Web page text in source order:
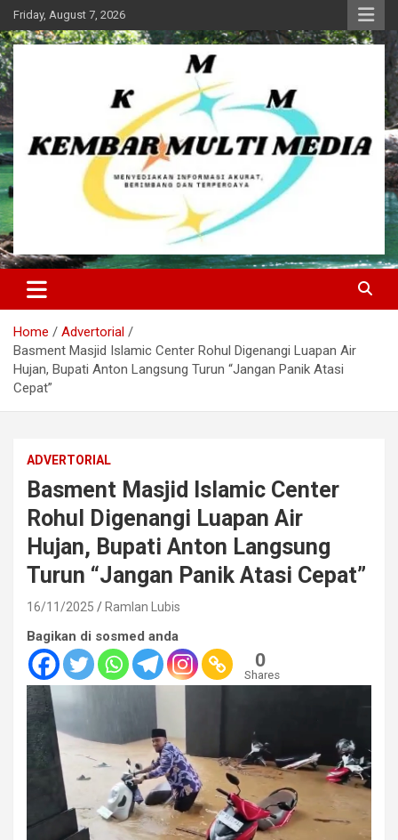
Skip
to
content
Friday, August 7, 2026
Kembar Multi Media
Home
Advertorial
Basment Masjid Islamic Center Rohul Digenangi Luapan Air
Hujan, Bupati Anton Langsung Turun “Jangan Panik Atasi
Cepat”
ADVERTORIAL
Basment Masjid Islamic Center
Rohul Digenangi Luapan Air
Hujan, Bupati Anton Langsung
Turun “Jangan Panik Atasi Cepat”
16/11/2025 Ramlan Lubis
Bagikan di sosmed anda
0
Shares